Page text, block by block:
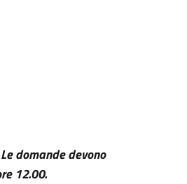
domande devono
12.00.